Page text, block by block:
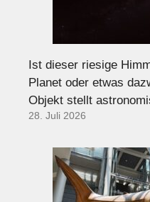
Ist dieser riesige
Planet oder etwas
Objekt stellt
28. Juli 2026